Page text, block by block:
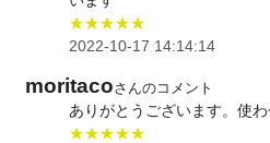
★★★★★
2022-10-17 14:14:14
moritacoさんのコメント
ありがとうございます。使わ
★★★★★